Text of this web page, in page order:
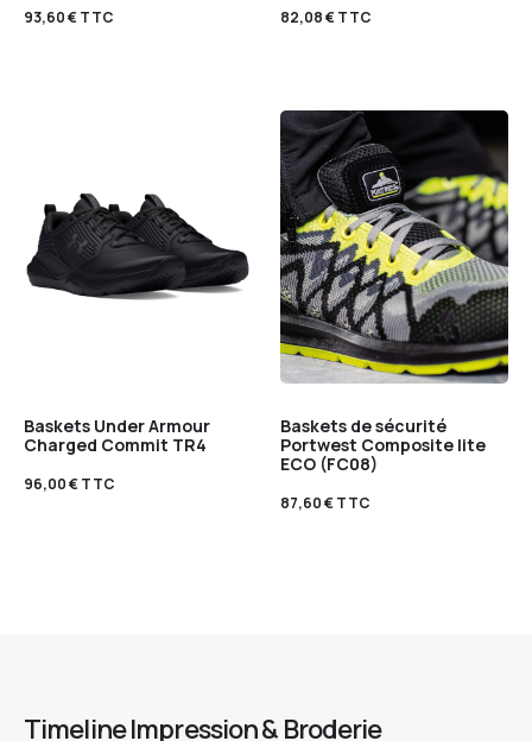
93,60€TTC 82,08€TTC
Baskets Under Armour
Charged Commit TR4
96,00€TTC
Baskets de sécurité
Portwest Composite lite
ECO (FC08)
87,60€TTC
Timeline Impression & Broderie